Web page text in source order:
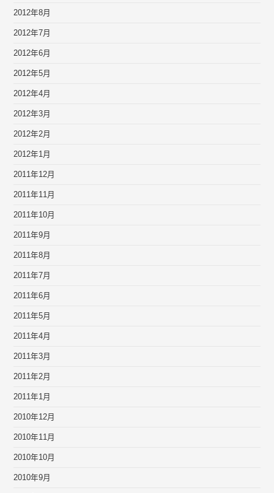
2012年8月
2012年7月
2012年6月
2012年5月
2012年4月
2012年3月
2012年2月
2012年1月
2011年12月
2011年11月
2011年10月
2011年9月
2011年8月
2011年7月
2011年6月
2011年5月
2011年4月
2011年3月
2011年2月
2011年1月
2010年12月
2010年11月
2010年10月
2010年9月